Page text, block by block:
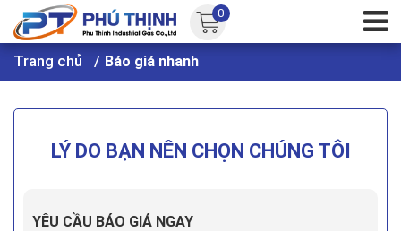
0
Trang chủ Báo giá nhanh
LÝ DO BẠN NÊN CHỌN CHÚNG TÔI
YÊU CẦU BÁO GIÁ NGAY